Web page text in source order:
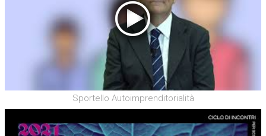
Sportello Autoimprenditorialità